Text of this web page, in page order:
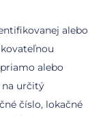
alebo
alebo
určitý
číslo, lokačné